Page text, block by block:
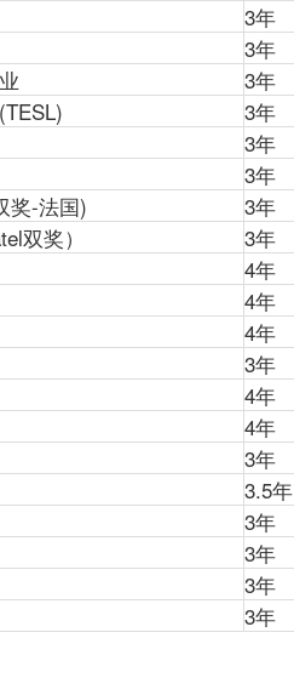
3年
3年
3年
3年
3年
3年
奖-法国)
3年
双奖）
3年
4年
4年
4年
3年
4年
4年
3年
3.5年
3年
3年
3年
3年